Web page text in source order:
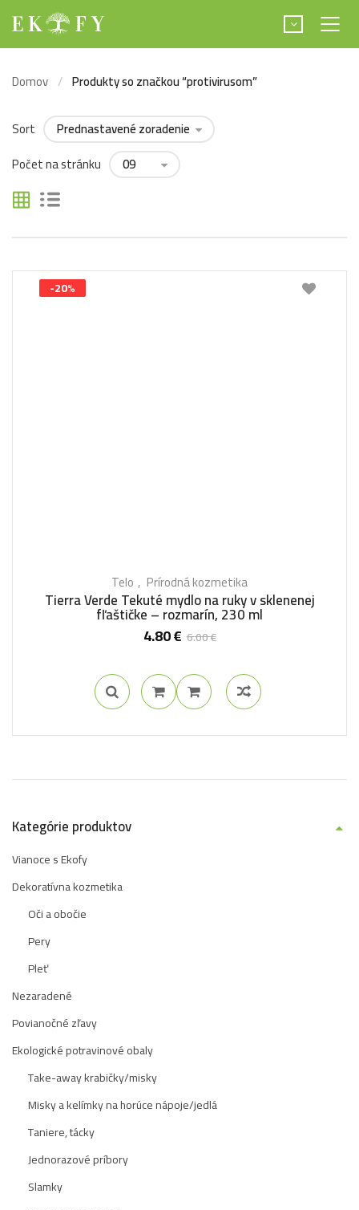
Domov Produkty so značkou “protivirusom”
Sort
Počet na stránku
-20%
Telo Prírodná kozmetika
Tierra Verde Tekuté mydlo na ruky v sklenenej
fľaštičke – rozmarín, 230 ml
6.00€
4.80€
Kategórie produktov
Vianoce s Ekofy
Dekoratívna kozmetika
Oči a obočie
Pery
Pleť
Nezaradené
Povianočné zľavy
Ekologické potravinové obaly
Take-away krabičky/misky
Misky a kelímky na horúce nápoje/jedlá
Taniere, tácky
Jednorazové príbory
Slamky